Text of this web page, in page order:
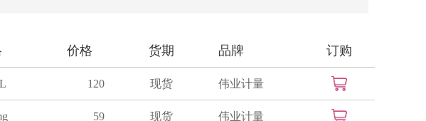
价格 货期 品牌 订购
120 现货 伟业计量
59 现货 伟业计量